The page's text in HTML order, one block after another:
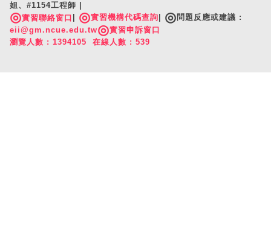
姐、#1154工程師 |
◎實習聯絡窗口 ◎實習機構代碼查詢 ◎ 問題反應或建議 :
eii@gm.ncue.edu.tw◎實習申訴窗口
瀏覽人數 : 1394105 在線人數 : 539